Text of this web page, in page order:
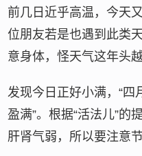
前几日近乎高温，今天
位朋友若是也遇到此类
意身体，怪天气这年头
发现今日正好小满，“
盈满”。根据“活法儿”的
肝肾气弱，所以要注意